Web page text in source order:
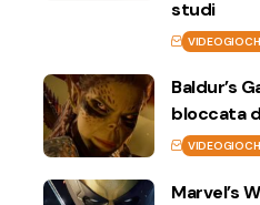
studi
Baldur’s
bloccata
Marvel’s